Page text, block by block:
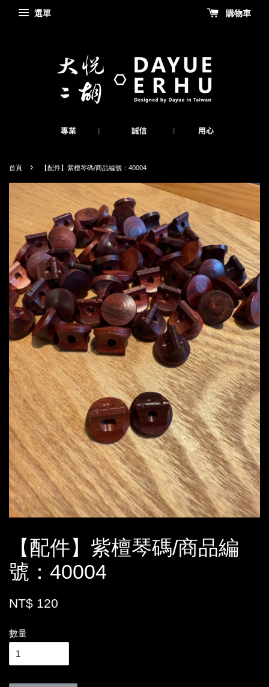
選單 購物車
首頁 › 【配件】紫檀琴碼/商品編號：40004
【配件】紫檀琴碼/商品編
號：40004
NT$ 120
數量